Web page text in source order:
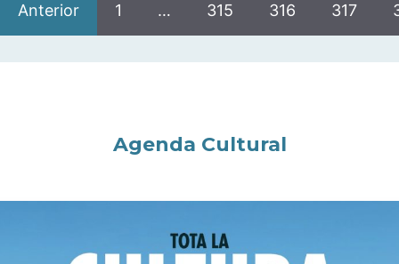
Anterior 1 … 315 316 317
Agenda Cultural